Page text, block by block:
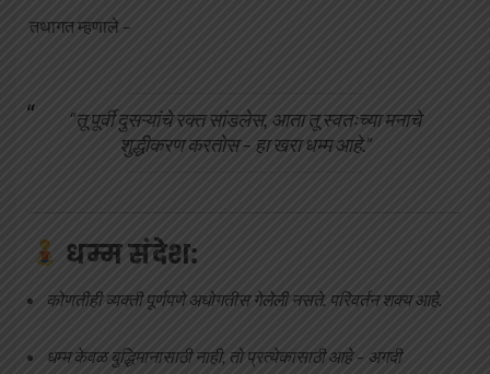
तथागत म्हणाले –
“तू पूर्वी दुसऱ्यांचे रक्त सांडलेस, आता तू स्वतःच्या मनाचे
शुद्धीकरण करतोस – हा खरा धम्म आहे.”
धम्म संदेश:
कोणतीही व्यक्ती पूर्णपणे अधोगतीस गेलेली नसते. परिवर्तन शक्य आहे.
धम्म केवळ बुद्धिमानासाठी नाही, तो प्रत्येकासाठी आहे – अगदी